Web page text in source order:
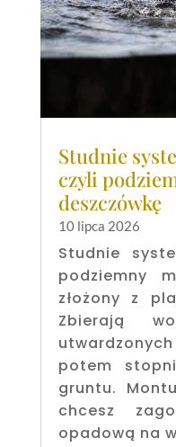
Studnie
czyli
deszczówkę
10 lipca 2026
Studnie
podziemny
złożony z
Zbierają
potem
gruntu.
chcesz
opadową na